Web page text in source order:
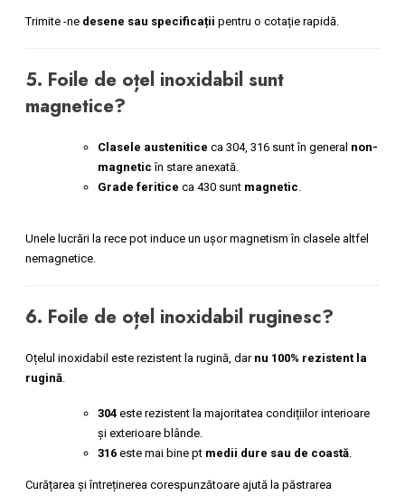
Trimite -ne desene sau specificații pentru o cotație rapidă.
5. Foile de oțel inoxidabil sunt
magnetice?
Clasele austenitice ca 304, 316 sunt în general non-
magnetic în stare anexată.
Grade feritice ca 430 sunt magnetic.
Unele lucrări la rece pot induce un ușor magnetism în clasele altfel
nemagnetice.
6. Foile de oțel inoxidabil ruginesc?
Oțelul inoxidabil este rezistent la rugină, dar nu 100% rezistent la
rugină.
304 este rezistent la majoritatea condițiilor interioare
și exterioare blânde.
316 este mai bine pt medii dure sau de coastă
Curățarea și întreținerea corespunzătoare ajută la păstrarea